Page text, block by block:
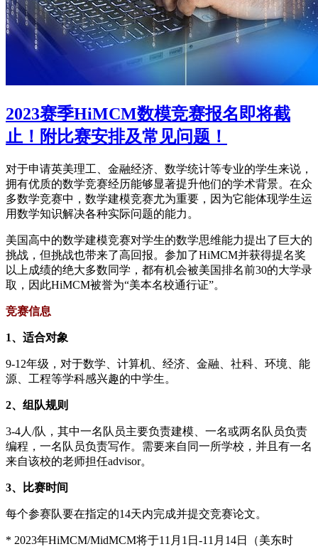
2023赛季HiMCM数模竞赛报名即将截
止！附比赛安排及常见问题！
对于申请英美理工、金融经济、数学统计等专业的学生来说，
拥有优质的数学竞赛经历能够显著提升他们的学术背景。在众
多数学竞赛中，数学建模竞赛尤为重要，因为它能体现学生运
用数学知识解决各种实际问题的能力。
美国高中的数学建模竞赛对学生的数学思维能力提出了巨大的
挑战，但挑战也带来了高回报。参加了HiMCM并获得提名奖
以上成绩的绝大多数同学，都有机会被美国排名前30的大学录
取，因此HiMCM被誉为“美本名校通行证”。
竞赛信息
1、适合对象
9-12年级，对于数学、计算机、经济、金融、社科、环境、能
源、工程等学科感兴趣的中学生。
2、组队规则
3-4人/队，其中一名队员主要负责建模、一名或两名队员负责
编程，一名队员负责写作。需要来自同一所学校，并且有一名
来自该校的老师担任advisor。
3、比赛时间
每个参赛队要在指定的14天内完成并提交竞赛论文。
* 2023年HiMCM/MidMCM将于11月1日-11月14日（美东时